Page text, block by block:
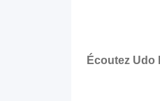
Écoutez Udo